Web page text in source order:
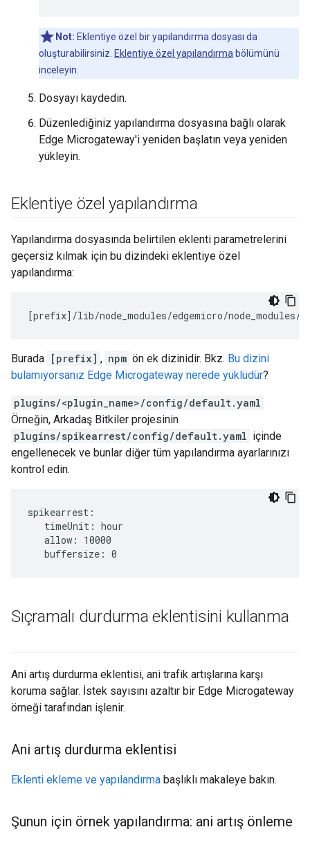
Not: Eklentiye özel bir yapılandırma dosyası da
oluşturabilirsiniz. Eklentiye özel yapılandırma bölümünü
inceleyin.
Dosyayı kaydedin.
Düzenlediğiniz yapılandırma dosyasına bağlı olarak
Edge Microgateway'i yeniden başlatın veya yeniden
yükleyin.
Eklentiye özel yapılandırma
Yapılandırma dosyasında belirtilen eklenti parametrelerini
geçersiz kılmak için bu dizindeki eklentiye özel
yapılandırma:
[prefix]/lib/node_modules/edgemicro/node_modules/
Burada [prefix] , npm ön ek dizinidir. Bkz. Bu dizini
bulamıyorsanız Edge Microgateway nerede yüklüdür?
plugins/<plugin_name>/config/default.yaml
Örneğin, Arkadaş Bitkiler projesinin
plugins/spikearrest/config/default.yaml içinde
engellenecek ve bunlar diğer tüm yapılandırma ayarlarınızı
kontrol edin.
spikearrest:
   timeUnit: hour
   allow: 10000
   buffersize: 0
Sıçramalı durdurma eklentisini kullanma
Ani artış durdurma eklentisi, ani trafik artışlarına karşı
koruma sağlar. İstek sayısını azaltır bir Edge Microgateway
örneği tarafından işlenir.
Ani artış durdurma eklentisi
Eklenti ekleme ve yapılandırma başlıklı makaleye bakın.
Şunun için örnek yapılandırma: ani artış önleme